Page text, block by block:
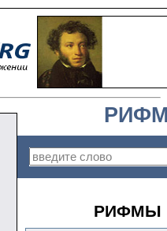
РИФМЫ